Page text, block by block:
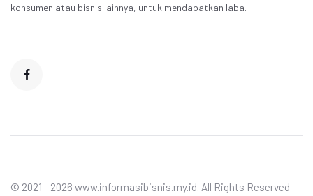
konsumen atau bisnis lainnya, untuk mendapatkan laba.
© 2021 - 2026 www.informasibisnis.my.id. All Rights Reserved